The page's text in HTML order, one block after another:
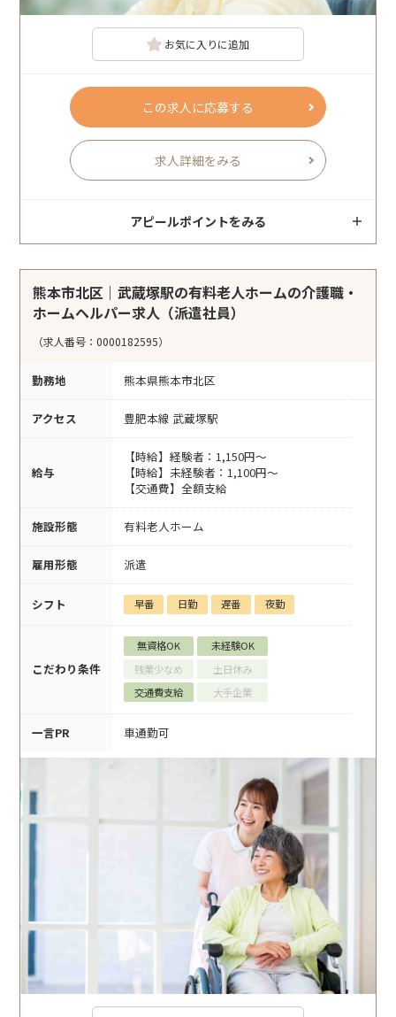
お気に入りに追加
この求人に応募する
求人詳細をみる
アピールポイントをみる
熊本市北区｜武蔵塚駅の有料老人ホームの介護職・
ホームヘルパー求人（派遣社員）
（求人番号：0000182595）
勤務地 熊本県熊本市北区
アクセス 豊肥本線 武蔵塚駅
給与
【時給】経験者：1,150円～
【時給】未経験者：1,100円～
【交通費】全額支給
施設形態 有料老人ホーム
雇用形態 派遣
シフト 早番 日勤 遅番 夜勤
こだわり条件
無資格OK
未経験OK
残業少なめ
土日休み
交通費支給
大手企業
一言PR 車通勤可